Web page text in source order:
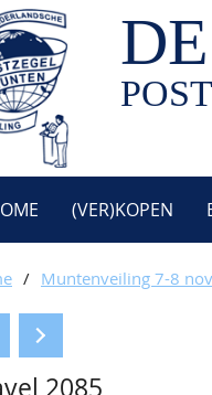
(VER)KOPEN
/ Muntenveiling 7-8
2085